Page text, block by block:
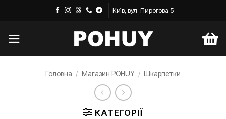
Київ, вул. Пирогова 5
Головна / Магазин POHUY / Шкарпетки
КАТЕГОРІЇ